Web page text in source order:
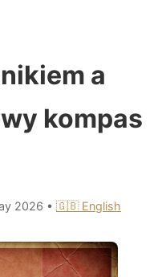
a
kompas
2026 • 🇬🇧 English